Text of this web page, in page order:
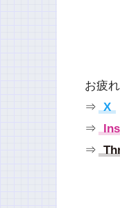
お疲
⇒ X
⇒
⇒